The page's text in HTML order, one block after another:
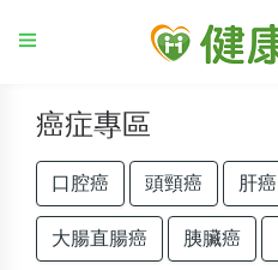
癌症專區
口腔癌 頭頸癌 肝癌
大腸直腸癌 胰臟癌